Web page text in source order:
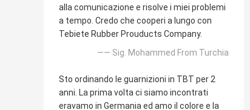
alla comunicazione e risolve i miei problemi
a tempo. Credo che cooperi a lungo con
Tebiete Rubber Prouducts Company.
—— Sig. Mohammed From Turchia
Sto ordinando le guarnizioni in TBT per 2
anni. La prima volta ci siamo incontrati
eravamo in Germania ed amo il colore e la